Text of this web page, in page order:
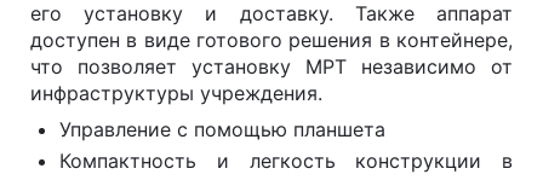
его установку и доставку. Также аппарат
доступен в виде готового решения в контейнере,
что позволяет установку МРТ независимо от
инфраструктуры учреждения.
Управление с помощью планшета
Компактность и легкость конструкции в